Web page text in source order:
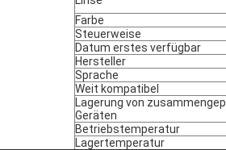
Farbe
Steuerweise
Datum erstes verfügbar
Hersteller
Sprache
Weit kompatibel
Lagerung von
Geräten
Betriebstemperatur
Lagertemperatur